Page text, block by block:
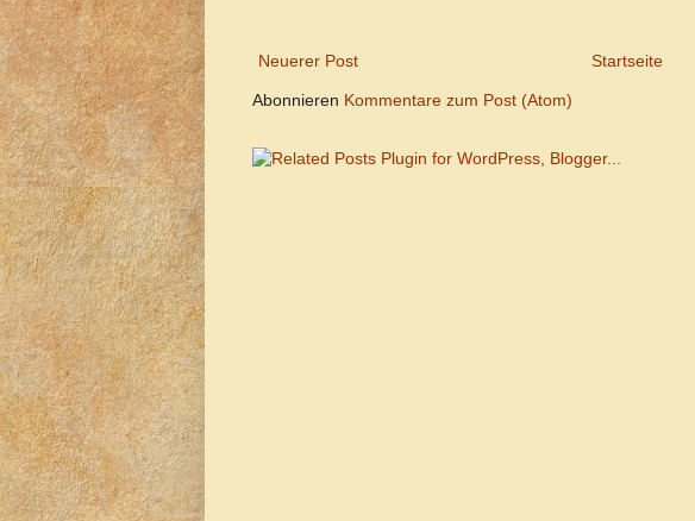
Neuerer Post Startseite
Abonnieren Kommentare zum Post (Atom)